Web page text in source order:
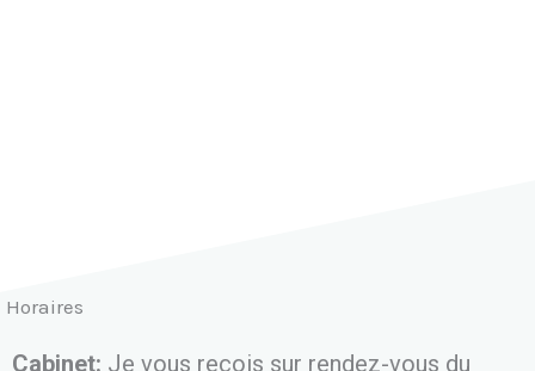
Horaires
Cabinet: Je vous reçois sur rendez-vous du